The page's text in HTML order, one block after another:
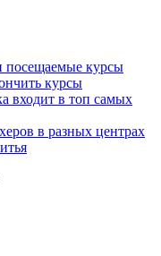
посещаемые курсы
курсы
входит в топ самых
в разных центрах